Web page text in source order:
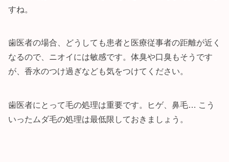
すね。
歯医者の場合、どうしても患者と医療従事者の距離が近く
なるので、ニオイには敏感です。体臭や口臭もそうです
が、香水のつけ過ぎなども気をつけてください。
歯医者にとって毛の処理は重要です。ヒゲ、鼻毛… こう
いったムダ毛の処理は最低限しておきましょう。